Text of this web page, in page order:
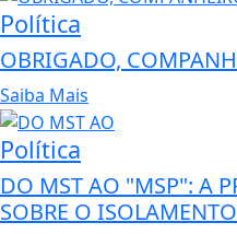
Política
OBRIGADO,
Saiba Mais
Política
DO MST AO "MSP": A
SOBRE O